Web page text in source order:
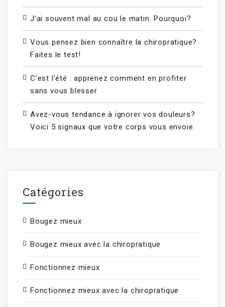
J’ai souvent mal au cou le matin. Pourquoi?
Vous pensez bien connaître la chiropratique?
Faites le test!
C’est l’été : apprenez comment en profiter
sans vous blesser
Avez-vous tendance à ignorer vos douleurs?
Voici 5 signaux que votre corps vous envoie.
Catégories
Bougez mieux
Bougez mieux avec la chiropratique
Fonctionnez mieux
Fonctionnez mieux avec la chiropratique